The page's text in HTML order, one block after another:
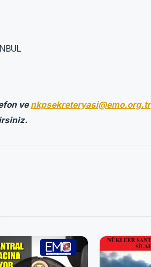
ve nkpsekreteryasi@emo.org.tr